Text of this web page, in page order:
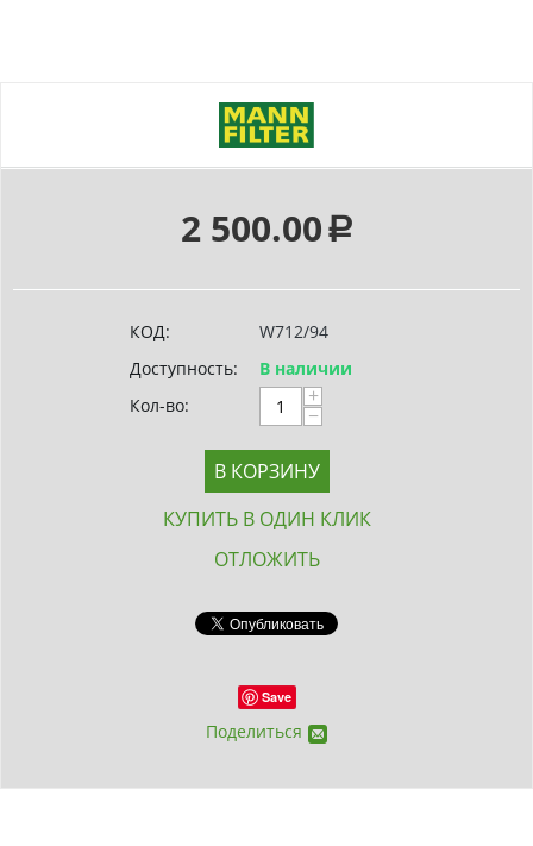
2 500.00 Р
КОД:
W712/94
Доступность:
В наличии
Кол-во:
+
−
В КОРЗИНУ
КУПИТЬ В ОДИН КЛИК
ОТЛОЖИТЬ
Save
Поделиться